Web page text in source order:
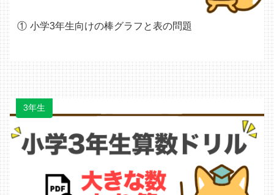
小学3年生向けの棒グラフと表の問題
3年生